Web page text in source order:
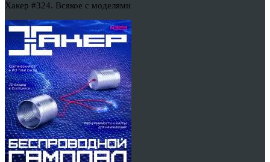
Хакер #324. Всякое с моделями